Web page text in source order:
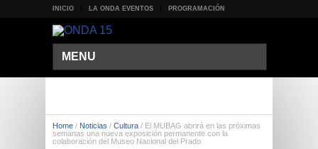
INICIO LA ONDA EVENTOS PROGRAMACIÓN
MENU
Home / Noticias / Cultura / El MUBAG abrirá en las próximas
semanas una nueva exposición permanente con la
colaboración del Museo Nacional del Prado